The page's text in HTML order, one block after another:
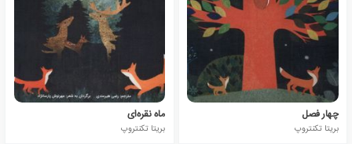
چهار فصل
بریتا تکنتروپ
ماه نقره‌ای
بریتا تکنتروپ